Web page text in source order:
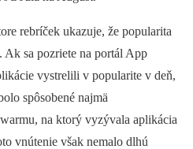
rebríček ukazuje, že popularita
sa pozriete na portál App
vystrelili v popularite v deň,
spôsobené najmä
na ktorý vyzývala aplikácia
vnútenie však nemalo dlhú